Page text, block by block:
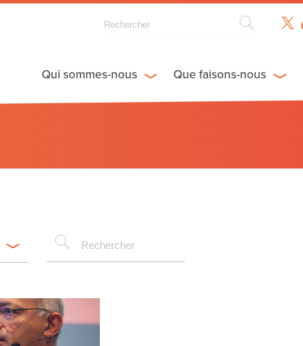
Qui sommes-nous Que faisons-nous